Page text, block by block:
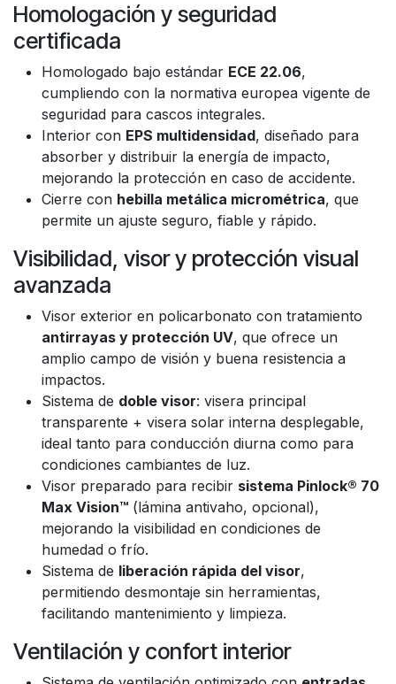
Homologación y seguridad
certificada
Homologado bajo estándar ECE 22.06,
cumpliendo con la normativa europea vigente de
seguridad para cascos integrales.
Interior con EPS multidensidad, diseñado para
absorber y distribuir la energía de impacto,
mejorando la protección en caso de accidente.
Cierre con hebilla metálica micrométrica, que
permite un ajuste seguro, fiable y rápido.
Visibilidad, visor y protección visual
avanzada
Visor exterior en policarbonato con tratamiento
antirrayas y protección UV, que ofrece un
amplio campo de visión y buena resistencia a
impactos.
Sistema de doble visor: visera principal
transparente + visera solar interna desplegable,
ideal tanto para conducción diurna como para
condiciones cambiantes de luz.
Visor preparado para recibir sistema Pinlock® 70
Max Vision™ (lámina antivaho, opcional),
mejorando la visibilidad en condiciones de
humedad o frío.
Sistema de liberación rápida del visor,
permitiendo desmontaje sin herramientas,
facilitando mantenimiento y limpieza.
Ventilación y confort interior